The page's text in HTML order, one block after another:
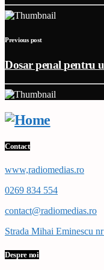
Previous post
Dosar penal pentru
Contact
www,radiomedias.ro
0269 834 554
contact@radiomedias.ro
Strada Mihai Eminescu
Despre noi